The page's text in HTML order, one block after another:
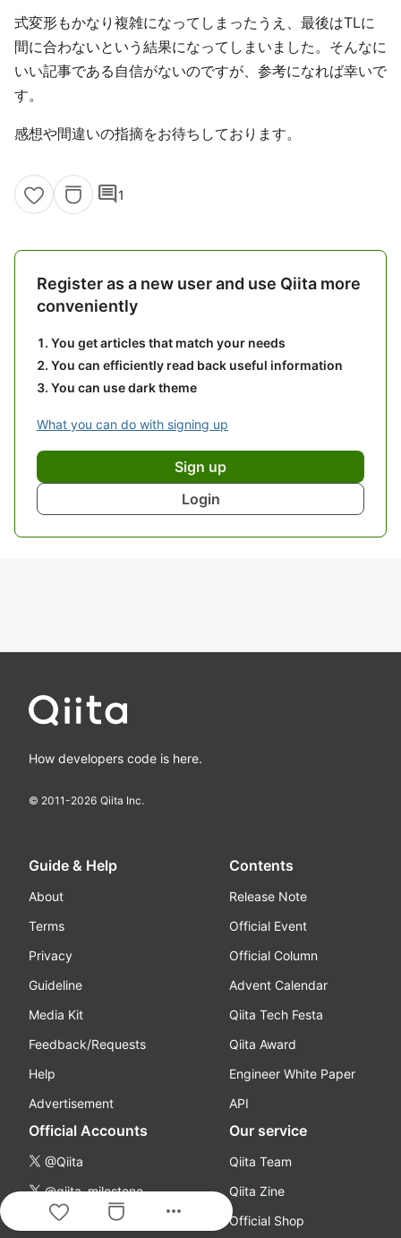
式変形もかなり複雑になってしまったうえ、最後はTLに
間に合わないという結果になってしまいました。そんなに
いい記事である自信がないのですが、参考になれば幸いで
す。
感想や間違いの指摘をお待ちしております。
comment1
Register as a new user and use Qiita more
conveniently
You get articles that match your needs
You can efficiently read back useful information
You can use dark theme
What you can do with signing up
Sign up
Login
more_horiz
How developers code is here.
© 2011-2026 Qiita Inc.
Guide & Help
About
Terms
Privacy
Guideline
Media Kit
Feedback/Requests
Help
Advertisement
Contents
Release Note
Official Event
Official Column
Advent Calendar
Qiita Tech Festa
Qiita Award
Engineer White Paper
API
Official Accounts
@Qiita
@qiita_milestone
@qiitapoi
Our service
Qiita Team
Qiita Zine
Official Shop